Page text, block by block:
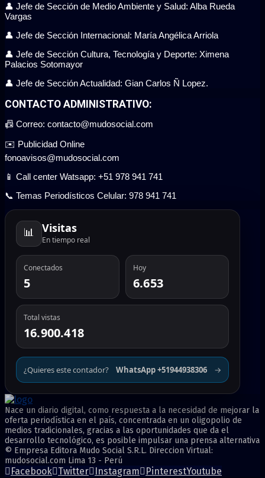
👤 Jefe de Sección de Medio Ambiente y Salud: Alba Rueda
Vargas
👤 Jefe de Sección Internacional: María Angélica Arriola
👤 Jefe de Sección Cultura, Tecnología y Deporte: Ximena
Palacios Sotomayor
👤 Jefe de Sección Actualidad: Gian Carlos Ñ Lopez.
CONTACTO ADMINISTRATIVO:
📠 Correo: contacto@mudosocial.com
✉️ Publicidad Online
fonoavisos@mudosocial.com
📱 Call center Watsapp: +51 978 941 741
📞 Temas Periodísticos Celular: 978 941 741
📊 Visitas
En tiempo real
Conectados
5
Hoy
6.653
Total vistas
16.900.418
¿Quieres este contador? WhatsApp +51944938306 →
Nace un diario digital, como respuesta a la necesidad de mejorar la
oferta periodística en el país, concentrada en un oligopolio de
medios tradicionales, gracias a las oportunidades que da el
desarrollo tecnológico, es posible impulsar una prensa alternativa
© Empresa Editora Mudo Social S.R.L. Direccion Virtual:
mudosocial.com Lima 13 - Perú
Facebook Twitter Instagram PinterestYoutube